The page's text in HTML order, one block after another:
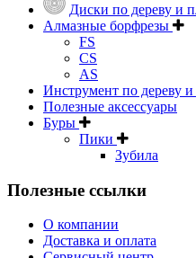
Диски по дереву и
Алмазные борфрезы
FS
CS
AS
Инструмент по дереву и
Полезные аксессуары
Буры
Пики
Зубила
Полезные ссылки
О компании
Доставка и оплата